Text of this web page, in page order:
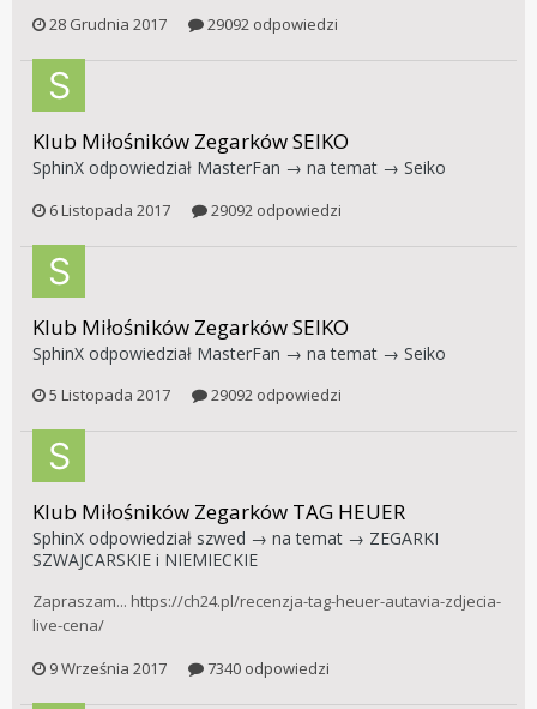
28 Grudnia 2017
29092 odpowiedzi
Klub Miłośników Zegarków SEIKO
SphinX odpowiedział MasterFan → na temat → Seiko
6 Listopada 2017 29092 odpowiedzi
Klub Miłośników Zegarków SEIKO
SphinX odpowiedział MasterFan → na temat → Seiko
5 Listopada 2017 29092 odpowiedzi
Klub Miłośników Zegarków TAG HEUER
SphinX odpowiedział szwed → na temat → ZEGARKI
SZWAJCARSKIE i NIEMIECKIE
Zapraszam... https://ch24.pl/recenzja-tag-heuer-autavia-zdjecia-
live-cena/
9 Września 2017
7340 odpowiedzi